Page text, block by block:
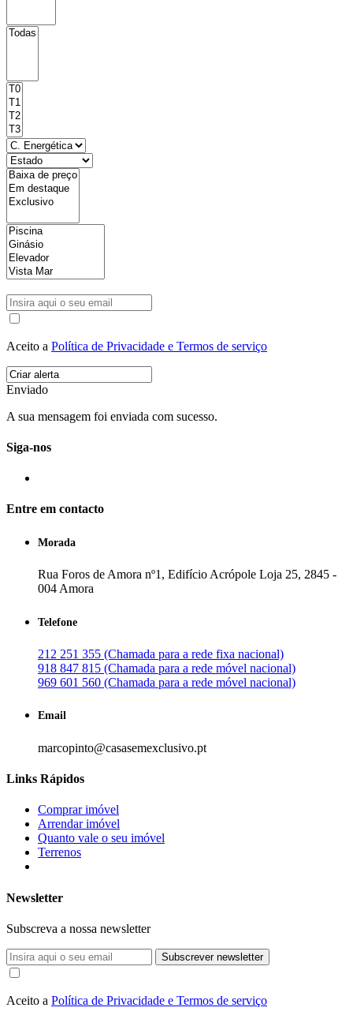
Aceito a Política de Privacidade e Termos de serviço
Enviado
A sua mensagem foi enviada com sucesso.
Siga-nos
Entre em contacto
Morada
Rua Foros de Amora nº1, Edifício Acrópole Loja 25, 2845 -
004 Amora
Telefone
212 251 355 (Chamada para a rede fixa nacional)
918 847 815 (Chamada para a rede móvel nacional)
969 601 560 (Chamada para a rede móvel nacional)
Email
marcopinto@casasemexclusivo.pt
Links Rápidos
Comprar imóvel
Arrendar imóvel
Quanto vale o seu imóvel
Terrenos
Newsletter
Subscreva a nossa newsletter
Subscrever newsletter
Aceito a Política de Privacidade e Termos de serviço